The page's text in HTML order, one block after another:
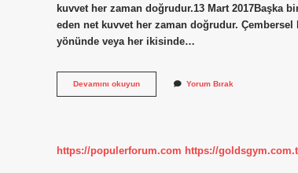
kuvvet her zaman doğrudur.13 Mart 2017Başka
eden net kuvvet her zaman doğrudur. Çembersel
yönünde veya her ikisinde…
Devamını okuyunMerkezcil
Kuvvet
Yorum Bırak
https://populerforum.com https://